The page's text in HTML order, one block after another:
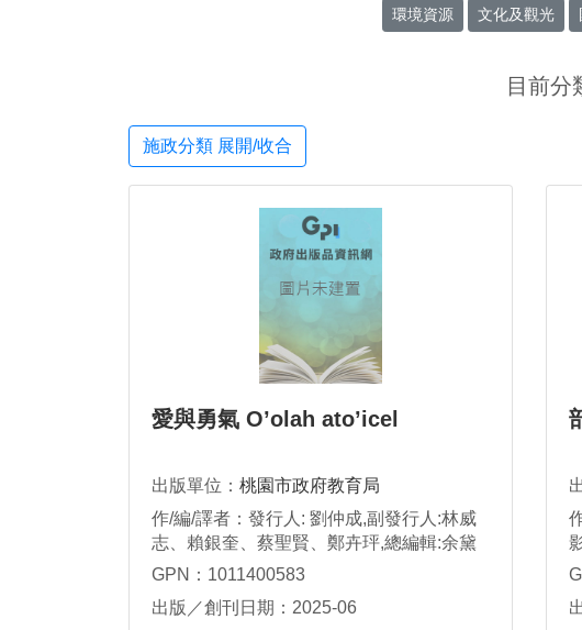
環境資源 文化及觀光
目前分
施政分類 展開/收合
愛與勇氣 O’olah ato’icel
出版單位： 桃園市政府教育局
作/編/譯者：發行人: 劉仲成,副發行人:林威
志、賴銀奎、蔡聖賢、鄭卉玶,總編輯:余黛
佳,總策劃:張志瑋,編輯:曾詩惠Panay Pulaw,
Ilis Hana Titingtingan
GPN：1011400583
出版／創刊日期：2025-06